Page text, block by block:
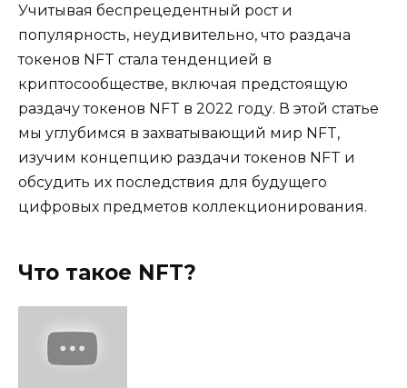
Учитывая беспрецедентный рост и
популярность, неудивительно, что раздача
токенов NFT стала тенденцией в
криптосообществе, включая предстоящую
раздачу токенов NFT в 2022 году. В этой статье
мы углубимся в захватывающий мир NFT,
изучим концепцию раздачи токенов NFT и
обсудить их последствия для будущего
цифровых предметов коллекционирования.
Что такое NFT?